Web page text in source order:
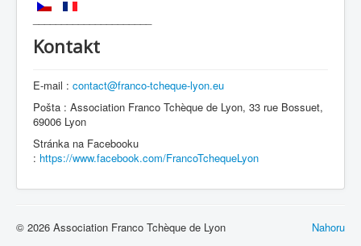
Kontakt
E-mail : contact@franco-tcheque-lyon.eu
Pošta : Association Franco Tchèque de Lyon, 33 rue Bossuet,
69006 Lyon
Stránka na Facebooku
: https://www.facebook.com/FrancoTchequeLyon
Nahoru
© 2026 Association Franco Tchèque de Lyon